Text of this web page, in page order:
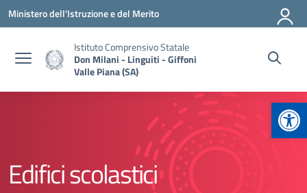
Vai ai contenuti
Vai al menu di navigazione
Vai al footer
Ministero dell'Istruzione e del Merito
Istituto Comprensivo Statale
Don Milani - Linguiti - Giffoni
Valle Piana (SA)
Edifici scolastici